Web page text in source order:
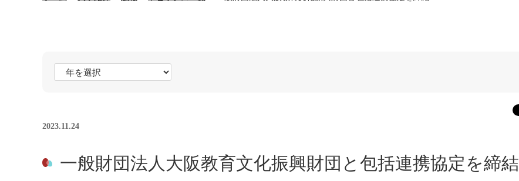
2023.11.24
一般財団法人大阪教育文化振興財団と包括連携協定を締結